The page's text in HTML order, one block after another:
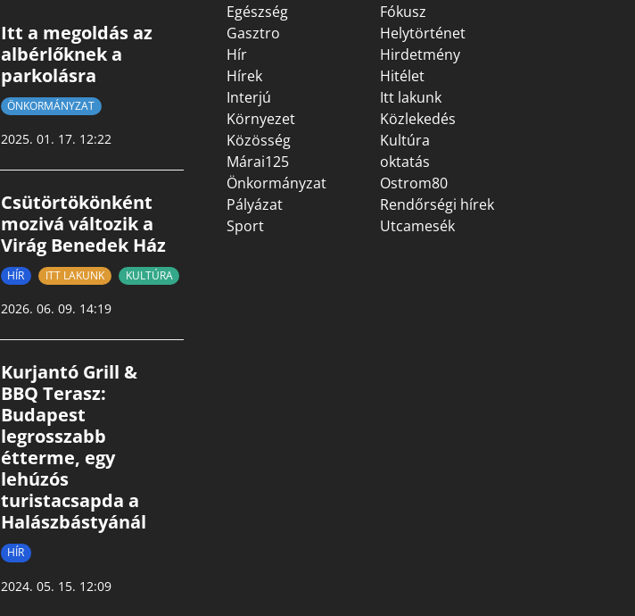
Itt a megoldás az
albérlőknek a
parkolásra
ÖNKORMÁNYZAT
2025. 01. 17. 12:22
Csütörtökönként
mozivá változik a
Virág Benedek Ház
HÍR ITT LAKUNK KULTÚRA
2026. 06. 09. 14:19
Kurjantó Grill &
BBQ Terasz:
Budapest
legrosszabb
étterme, egy
lehúzós
turistacsapda a
Halászbástyánál
HÍR
2024. 05. 15. 12:09
Egészség
Fókusz
Gasztro
Helytörténet
Hír
Hirdetmény
Hírek
Hitélet
Interjú
Itt lakunk
Környezet
Közlekedés
Közösség
Kultúra
Márai125
oktatás
Önkormányzat
Ostrom80
Pályázat
Rendőrségi hírek
Sport
Utcamesék